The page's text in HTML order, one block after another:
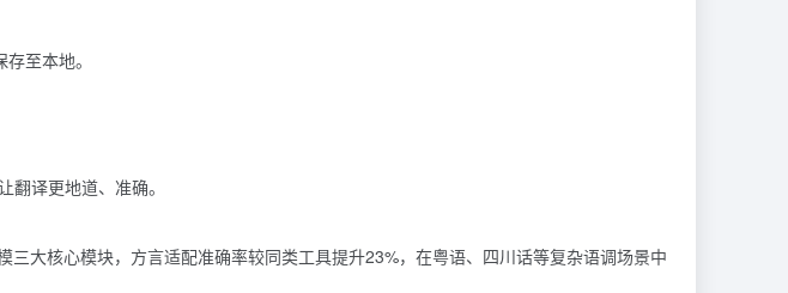
至本地。
译更地道、准确。
大核心模块，方言适配准确率较同类工具提升23%，在粤语、四川话等复杂语调场景中